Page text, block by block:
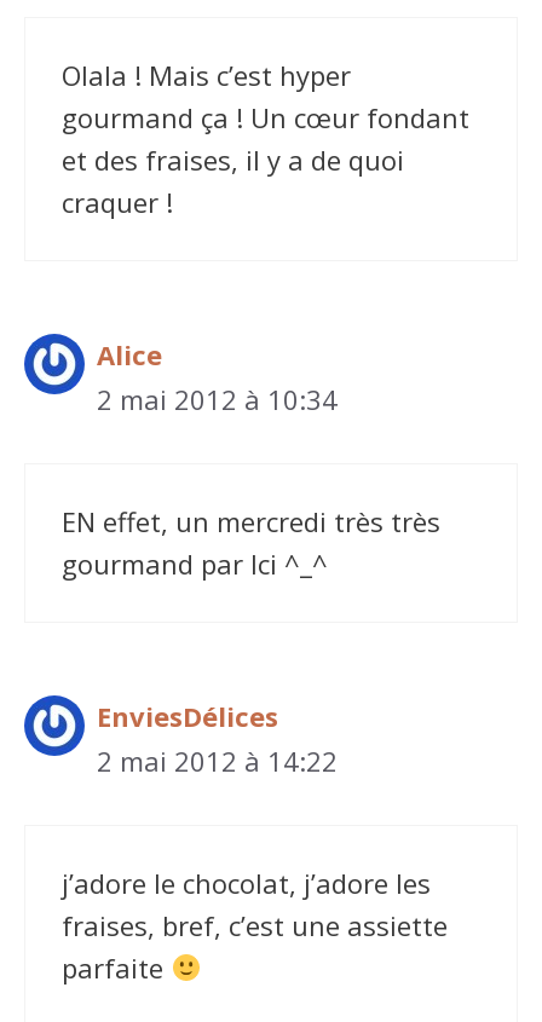
Olala ! Mais c’est hyper
gourmand ça ! Un cœur fondant
et des fraises, il y a de quoi
craquer !
Alice
2 mai 2012 à 10:34
EN effet, un mercredi très très
gourmand par Ici ^_^
EnviesDélices
2 mai 2012 à 14:22
j’adore le chocolat, j’adore les
fraises, bref, c’est une assiette
parfaite